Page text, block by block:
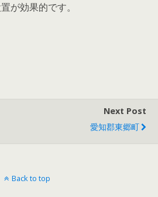
が効果的です。
Next Post
愛知郡東郷町
Back to top